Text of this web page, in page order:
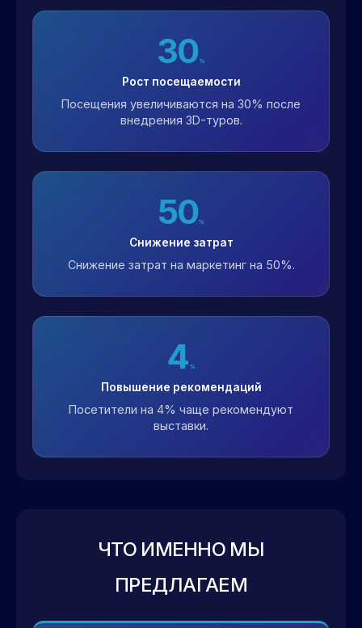
30%
Рост посещаемости
Посещения увеличиваются на 30% после
внедрения 3D-туров.
50%
Снижение затрат
Снижение затрат на маркетинг на 50%.
4 %
Повышение рекомендаций
Посетители на 4% чаще рекомендуют
выставки.
ЧТО ИМЕННО МЫ
ПРЕДЛАГАЕМ